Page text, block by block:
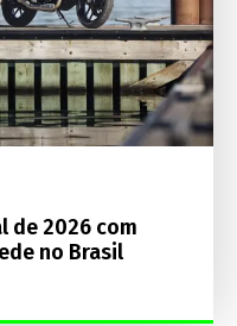
de 2026 com
no Brasil